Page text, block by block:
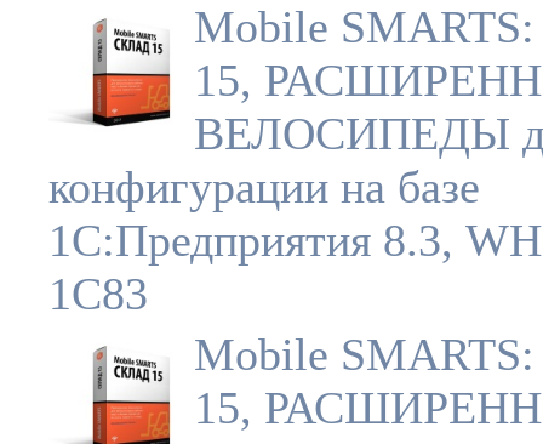
Mobile
15,
ВЕЛОСИПЕДЫ
конфигурации на базе
1С:Предприятия 8.3,
1C83
Mobile
15,